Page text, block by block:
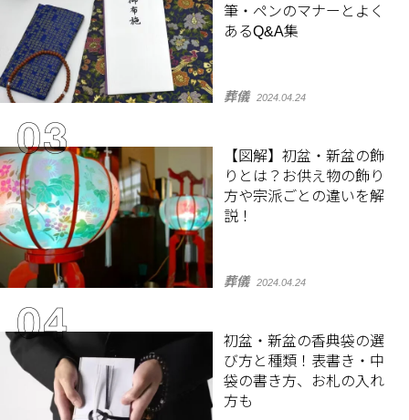
筆・ペンのマナーとよく
あるQ&A集
葬儀 2024.04.24
【図解】初盆・新盆の飾
りとは？お供え物の飾り
方や宗派ごとの違いを解
説！
葬儀 2024.04.24
初盆・新盆の香典袋の選
び方と種類！表書き・中
袋の書き方、お札の入れ
方も